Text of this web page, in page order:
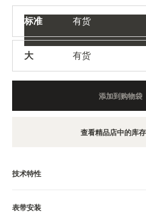
积家国际质保
空气钟国际质保
“THE PERPETUAL
览
REVERSO翻转系列腕表主题展
THE SOUND MAKER声音之
览
STELLAR ODYSSEY星空传
180多项精湛技艺
标准 有货
大 有货
添加到购物袋
查看精品店中的库
技术特性
表带安装